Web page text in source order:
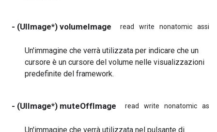
- (UIImage*) volumeImage read write nonatomic assign
Un'immagine che verrà utilizzata per indicare che un
cursore è un cursore del volume nelle visualizzazioni
predefinite del framework.
- (UIImage*) muteOffImage read write nonatomic
Un'immagine che verrà utilizzata nel pulsante di